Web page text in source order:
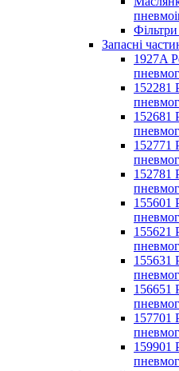
Запасні
1927A
152281
152681
152771
152781
155601
155621
155631
156651
157701
159901